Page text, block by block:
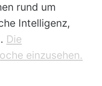
rund um
Intelligenz,
Die
einzusehen.